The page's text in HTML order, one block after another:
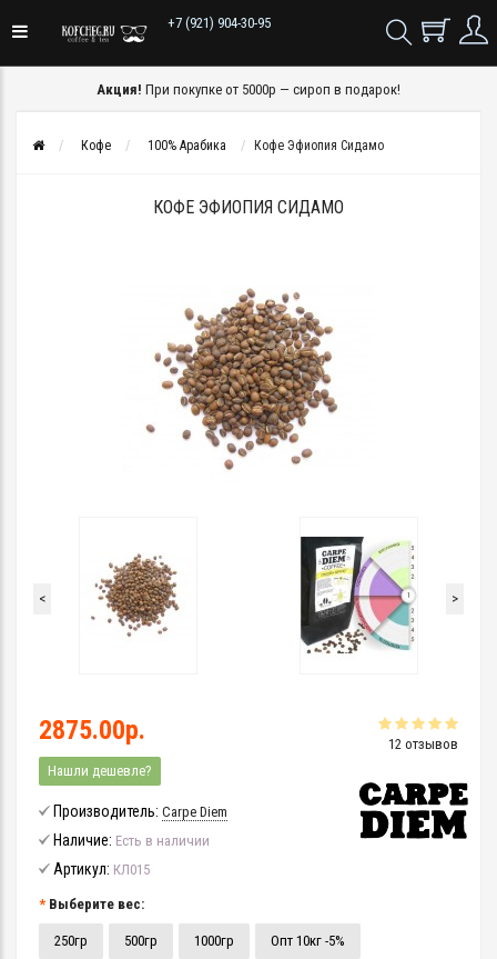
+7 (921) 904-30-95
Акция! При покупке от 5000р — сироп в подарок!
Кофе 100% Арабика Кофе Эфиопия Сидамо
КОФЕ ЭФИОПИЯ СИДАМО
< >
12 отзывов
2875.00р.
Нашли дешевле?
Производитель: Carpe Diem
Наличие: Есть в наличии
Артикул: КЛ015
Выберите вес:
250гр 500гр 1000гр Опт 10кг -5%